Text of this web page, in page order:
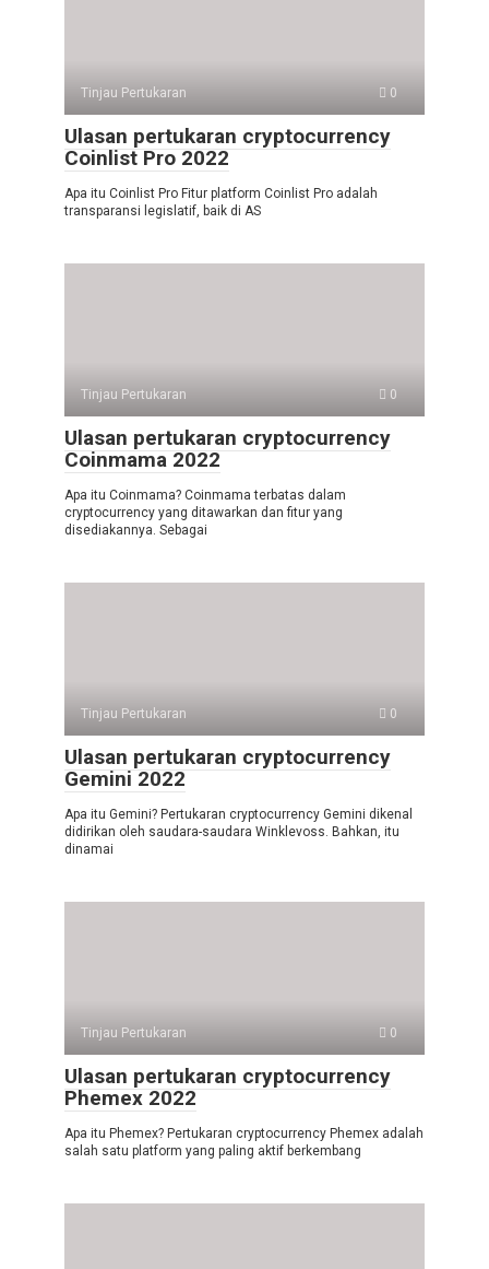
Tinjau Pertukaran 0
Ulasan pertukaran cryptocurrency
Coinlist Pro 2022
Apa itu Coinlist Pro Fitur platform Coinlist Pro adalah
transparansi legislatif, baik di AS
Tinjau Pertukaran 0
Ulasan pertukaran cryptocurrency
Coinmama 2022
Apa itu Coinmama? Coinmama terbatas dalam
cryptocurrency yang ditawarkan dan fitur yang
disediakannya. Sebagai
Tinjau Pertukaran 0
Ulasan pertukaran cryptocurrency
Gemini 2022
Apa itu Gemini? Pertukaran cryptocurrency Gemini dikenal
didirikan oleh saudara-saudara Winklevoss. Bahkan, itu
dinamai
Tinjau Pertukaran 0
Ulasan pertukaran cryptocurrency
Phemex 2022
Apa itu Phemex? Pertukaran cryptocurrency Phemex adalah
salah satu platform yang paling aktif berkembang